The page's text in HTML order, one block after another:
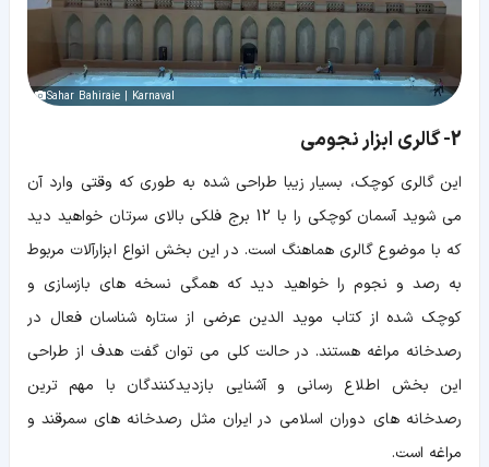
Sahar Bahiraie | Karnaval
2- گالری ابزار نجومی
این گالری کوچک، بسیار زیبا طراحی شده به طوری که وقتی وارد آن
می شوید آسمان کوچکی را با 12 برج فلکی بالای سرتان خواهید دید
که با موضوع گالری هماهنگ است. در این بخش انواع ابزارآلات مربوط
به رصد و نجوم را خواهید دید که همگی نسخه های بازسازی و
کوچک شده از کتاب موید الدین عرضی از ستاره شناسان فعال در
رصدخانه مراغه هستند. در حالت کلی می توان گفت هدف از طراحی
این بخش اطلاع رسانی و آشنایی بازدیدکنندگان با مهم ترین
رصدخانه های دوران اسلامی در ایران مثل رصدخانه های سمرقند و
مراغه است.